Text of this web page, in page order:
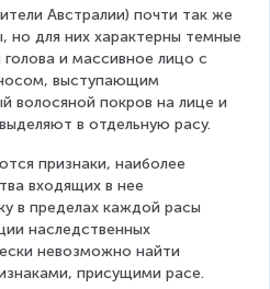
Австралии) почти так же
но для них характерны темные
и массивное лицо с
выступающим
волосяной покров на лице и
в отдельную расу.
признаки, наиболее
входящих в нее
в пределах каждой расы
наследственных
невозможно найти
присущими расе.